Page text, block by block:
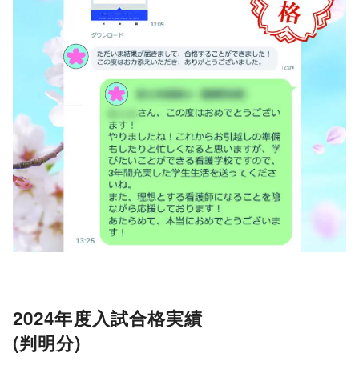
2024年度入試合格実績
(判明分)